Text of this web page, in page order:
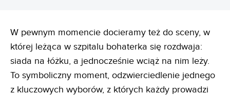
W pewnym momencie docieramy też do sceny, w
której leżąca w szpitalu bohaterka się rozdwaja:
siada na łóżku, a jednocześnie wciąż na nim leży.
To symboliczny moment, odzwierciedlenie jednego
z kluczowych wyborów, z których każdy prowadzi